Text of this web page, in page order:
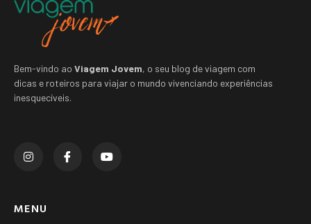
Bem-vindo ao Viagem Jovem, o seu blog de viagem com
dicas e roteiros para viajar o mundo vivenciando experiências
inesquecíveis.
MENU